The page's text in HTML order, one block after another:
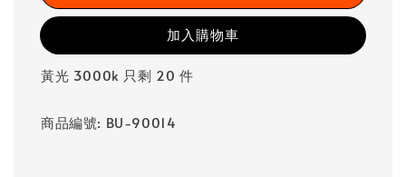
加入購物車
黃光 3000k 只剩 20 件
商品編號: BU-90014